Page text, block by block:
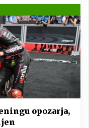
opozarja,